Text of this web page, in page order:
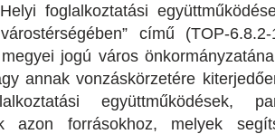
foglalkoztatási
című (TOP-
jogú város
annak vonzáskörzetére
együttműködések,
azon forrásokhoz, melyek